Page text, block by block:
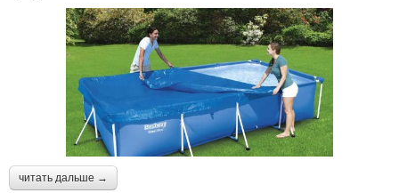
читать дальше →